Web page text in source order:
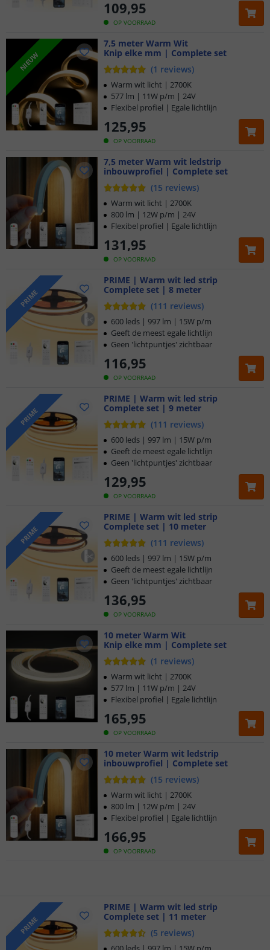
OP VOORRAAD
109,95
NIEUW
7,5 meter Warm Wit
Knip elke mm | Complete set
(1 reviews)
OP VOORRAAD
125,95
Warm wit licht | 2700K
577 lm | 11W p/m | 24V
Flexibel profiel | Egale lichtlijn
7,5 meter Warm wit ledstrip
inbouwprofiel | Complete set
(15 reviews)
OP VOORRAAD
131,95
Warm wit licht | 2700K
800 lm | 12W p/m | 24V
Flexibel profiel | Egale lichtlijn
PRIME
PRIME | Warm wit led strip
Complete set | 8 meter
(111 reviews)
OP VOORRAAD
116,95
600 leds | 997 lm | 15W p/m
Geeft de meest egale lichtlijn
Geen 'lichtpuntjes' zichtbaar
PRIME
PRIME | Warm wit led strip
Complete set | 9 meter
(111 reviews)
OP VOORRAAD
129,95
600 leds | 997 lm | 15W p/m
Geeft de meest egale lichtlijn
Geen 'lichtpuntjes' zichtbaar
PRIME
PRIME | Warm wit led strip
Complete set | 10 meter
(111 reviews)
OP VOORRAAD
136,95
600 leds | 997 lm | 15W p/m
Geeft de meest egale lichtlijn
Geen 'lichtpuntjes' zichtbaar
10 meter Warm Wit
Knip elke mm | Complete set
(1 reviews)
OP VOORRAAD
165,95
Warm wit licht | 2700K
577 lm | 11W p/m | 24V
Flexibel profiel | Egale lichtlijn
10 meter Warm wit ledstrip
inbouwprofiel | Complete set
(15 reviews)
OP VOORRAAD
166,95
Warm wit licht | 2700K
800 lm | 12W p/m | 24V
Flexibel profiel | Egale lichtlijn
Klantbeoordeling 9.1
Voor 23:45 uur besteld,morgen in huis
Gratisverzending vanaf € 20,-
Klantbeoordeling 9.1
PRIME
PRIME | Warm wit led strip
Complete set | 11 meter
(5 reviews)